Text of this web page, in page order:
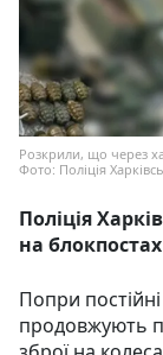
Розкрили, що через
Фото: Поліція
Поліція
на
Попри
продовжують